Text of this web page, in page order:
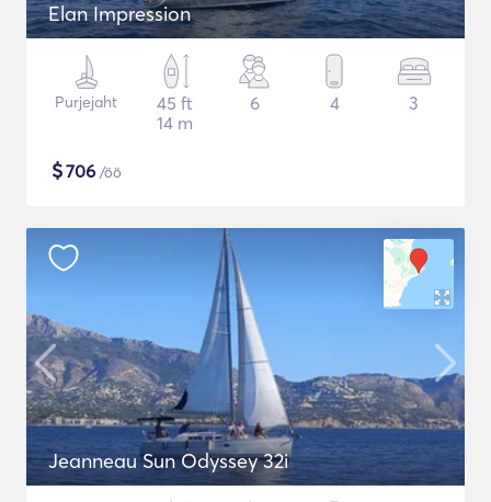
Elan Impression
Purjejaht
45 ft
14 m
6 4 3
$706 /öö
Jeanneau Sun Odyssey 32i